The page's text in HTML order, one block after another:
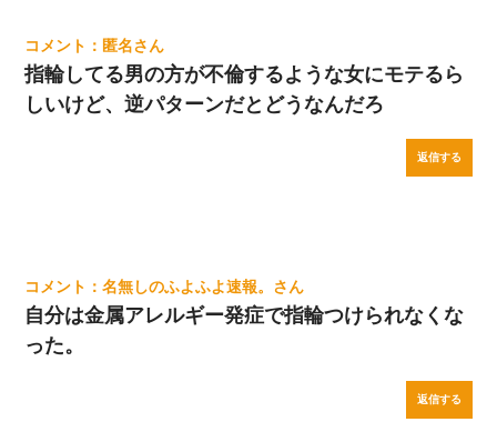
匿名
指輪してる男の方が不倫するような女にモテるら
しいけど、逆パターンだとどうなんだろ
返信する
名無しのふよふよ速報。
自分は金属アレルギー発症で指輪つけられなくな
った。
返信する